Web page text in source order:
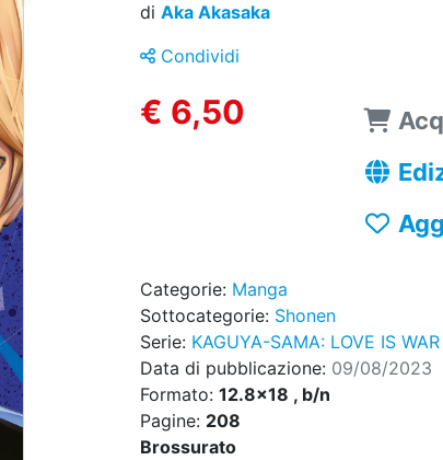
di Aka Akasaka
Condividi
€ 6,50
Categorie: Manga
Sottocategorie: Shonen
Serie: KAGUYA-SAMA: LOVE IS WAR
Data di pubblicazione: 09/08/2023
Formato: 12.8x18 , b/n
Pagine: 208
Brossurato